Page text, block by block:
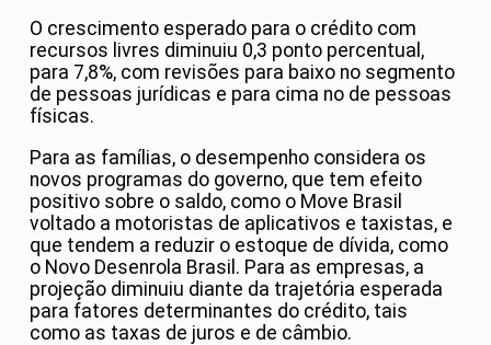
O crescimento esperado para o crédito com
recursos livres diminuiu 0,3 ponto percentual,
para 7,8%, com revisões para baixo no segmento
de pessoas jurídicas e para cima no de pessoas
físicas.
Para as famílias, o desempenho considera os
novos programas do governo, que tem efeito
positivo sobre o saldo, como o Move Brasil
voltado a motoristas de aplicativos e taxistas, e
que tendem a reduzir o estoque de dívida, como
o Novo Desenrola Brasil. Para as empresas, a
projeção diminuiu diante da trajetória esperada
para fatores determinantes do crédito, tais
como as taxas de juros e de câmbio.